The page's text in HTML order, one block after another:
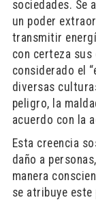
sociedades. Se
un poder
transmitir
con certeza
considerado el
diversas
peligro, la
acuerdo con la
Esta creencia
daño a
manera
se atribuye